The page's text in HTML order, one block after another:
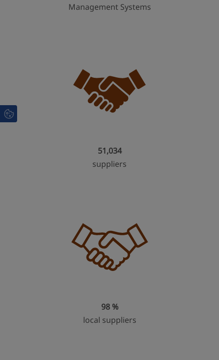
Management Systems
51,034
suppliers
98 %
local suppliers